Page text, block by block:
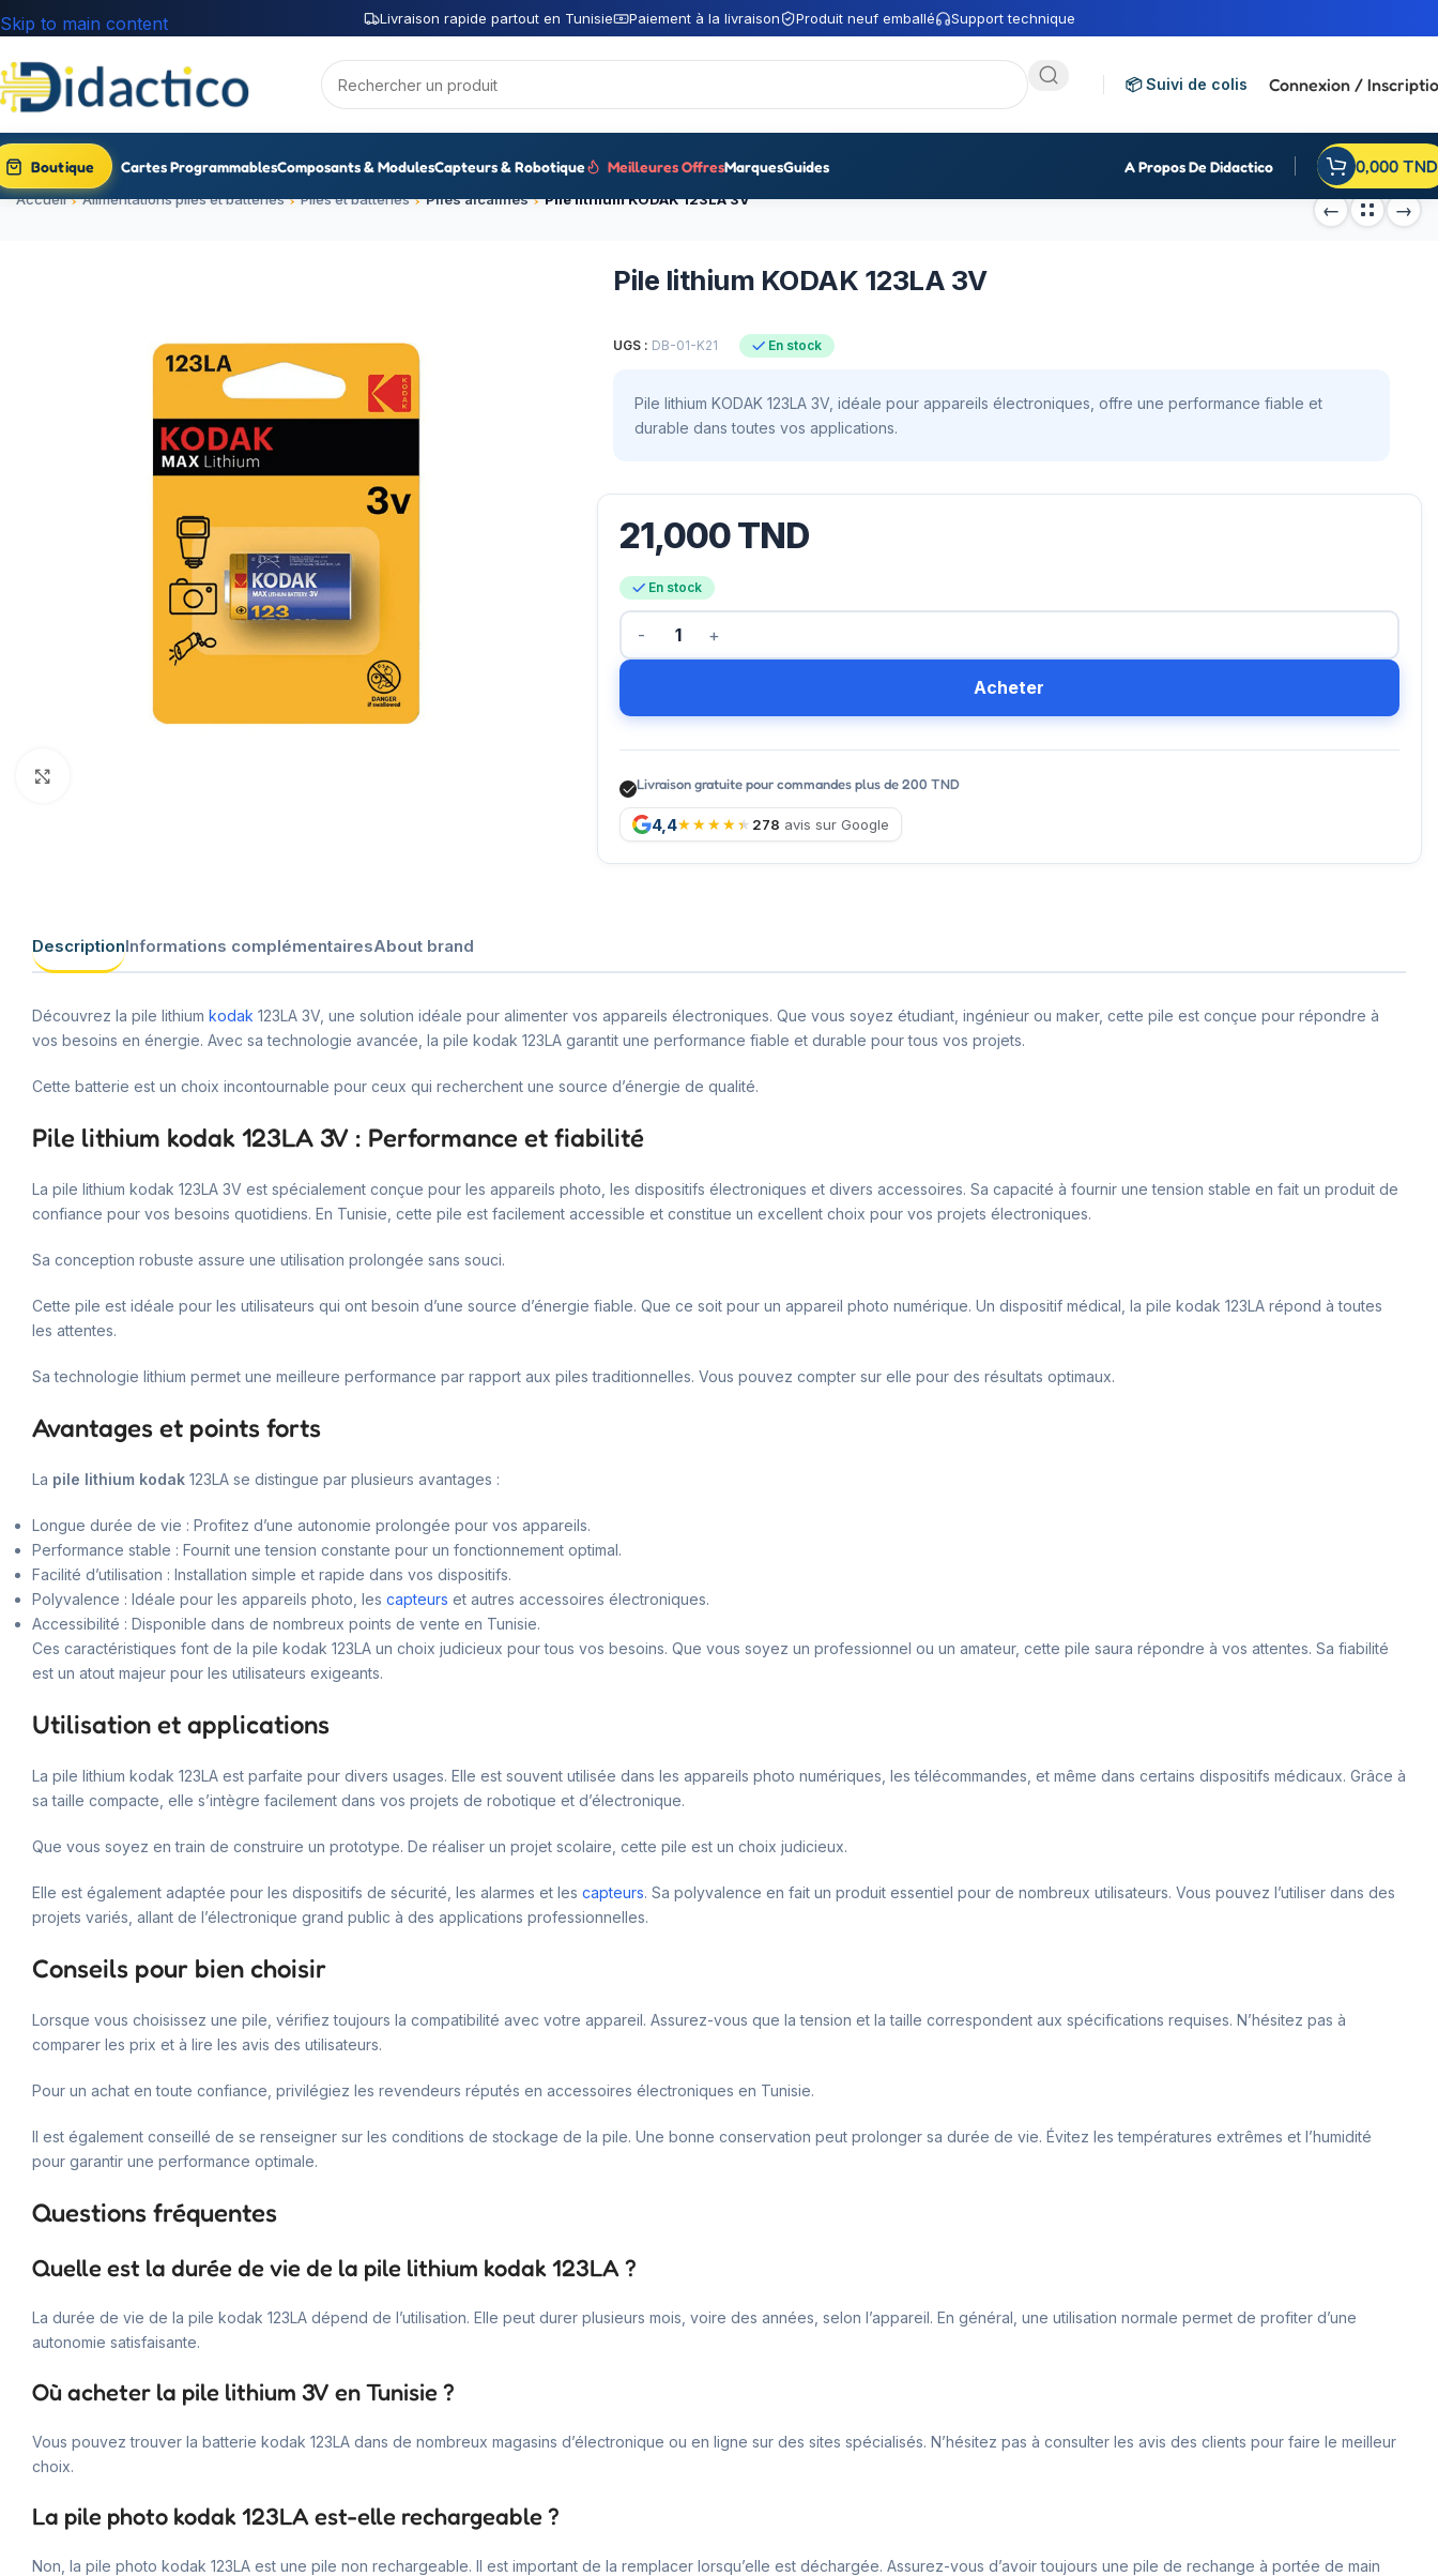
Livraison rapide partout en Tunisie Paiement à la livraison Produit neuf emballé Support technique
Skip to main content
📦 Suivi de colis Connexion /
Boutique Cartes ProgrammablesComposants & ModulesCapteurs & Robotique Meilleures OffresMarquesGuides A Propos De Didactico 0,000 TND
Accueil Alimentations piles et batteries Piles et batteries Piles alcalines Pile lithium KODAK 123LA 3V
Pile lithium KODAK 123LA 3V
UGS : DB-01-K21 En stock
Pile lithium KODAK 123LA 3V, idéale pour appareils électroniques, offre une performance fiable et
durable dans toutes vos applications.
21,000TND
En stock
Acheter
Livraison gratuite pour commandes plus de 200 TND
4,4 278 avis sur Google
DescriptionInformations complémentairesAbout brand
Découvrez la pile lithium kodak 123LA 3V, une solution idéale pour alimenter vos appareils électroniques. Que vous soyez étudiant, ingénieur ou maker, cette pile est conçue pour répondre à
vos besoins en énergie. Avec sa technologie avancée, la pile kodak 123LA garantit une performance fiable et durable pour tous vos projets.
Cette batterie est un choix incontournable pour ceux qui recherchent une source d’énergie de qualité.
Pile lithium kodak 123LA 3V : Performance et fiabilité
La pile lithium kodak 123LA 3V est spécialement conçue pour les appareils photo, les dispositifs électroniques et divers accessoires. Sa capacité à fournir une tension stable en fait un produit de
confiance pour vos besoins quotidiens. En Tunisie, cette pile est facilement accessible et constitue un excellent choix pour vos projets électroniques.
Sa conception robuste assure une utilisation prolongée sans souci.
Cette pile est idéale pour les utilisateurs qui ont besoin d’une source d’énergie fiable. Que ce soit pour un appareil photo numérique. Un dispositif médical, la pile kodak 123LA répond à toutes
les attentes.
Sa technologie lithium permet une meilleure performance par rapport aux piles traditionnelles. Vous pouvez compter sur elle pour des résultats optimaux.
Avantages et points forts
La pile lithium kodak 123LA se distingue par plusieurs avantages :
Longue durée de vie : Profitez d’une autonomie prolongée pour vos appareils.
Performance stable : Fournit une tension constante pour un fonctionnement optimal.
Facilité d’utilisation : Installation simple et rapide dans vos dispositifs.
Polyvalence : Idéale pour les appareils photo, les capteurs et autres accessoires électroniques.
Accessibilité : Disponible dans de nombreux points de vente en Tunisie.
Ces caractéristiques font de la pile kodak 123LA un choix judicieux pour tous vos besoins. Que vous soyez un professionnel ou un amateur, cette pile saura répondre à vos attentes. Sa fiabilité
est un atout majeur pour les utilisateurs exigeants.
Utilisation et applications
La pile lithium kodak 123LA est parfaite pour divers usages. Elle est souvent utilisée dans les appareils photo numériques, les télécommandes, et même dans certains dispositifs médicaux. Grâce à
sa taille compacte, elle s’intègre facilement dans vos projets de robotique et d’électronique.
Que vous soyez en train de construire un prototype. De réaliser un projet scolaire, cette pile est un choix judicieux.
Elle est également adaptée pour les dispositifs de sécurité, les alarmes et les capteurs. Sa polyvalence en fait un produit essentiel pour de nombreux utilisateurs. Vous pouvez l’utiliser dans des
projets variés, allant de l’électronique grand public à des applications professionnelles.
Conseils pour bien choisir
Lorsque vous choisissez une pile, vérifiez toujours la compatibilité avec votre appareil. Assurez-vous que la tension et la taille correspondent aux spécifications requises. N’hésitez pas à
comparer les prix et à lire les avis des utilisateurs.
Pour un achat en toute confiance, privilégiez les revendeurs réputés en accessoires électroniques en Tunisie.
Il est également conseillé de se renseigner sur les conditions de stockage de la pile. Une bonne conservation peut prolonger sa durée de vie. Évitez les températures extrêmes et l’humidité
pour garantir une performance optimale.
Questions fréquentes
Quelle est la durée de vie de la pile lithium kodak 123LA ?
La durée de vie de la pile kodak 123LA dépend de l’utilisation. Elle peut durer plusieurs mois, voire des années, selon l’appareil. En général, une utilisation normale permet de profiter d’une
autonomie satisfaisante.
Où acheter la pile lithium 3V en Tunisie ?
Vous pouvez trouver la batterie kodak 123LA dans de nombreux magasins d’électronique ou en ligne sur des sites spécialisés. N’hésitez pas à consulter les avis des clients pour faire le meilleur
choix.
La pile photo kodak 123LA est-elle rechargeable ?
Non, la pile photo kodak 123LA est une pile non rechargeable. Il est important de la remplacer lorsqu’elle est déchargée. Assurez-vous d’avoir toujours une pile de rechange à portée de main